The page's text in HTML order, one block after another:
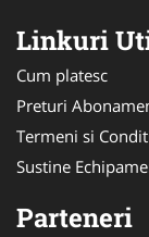
Linkuri
Cum platesc
Preturi
Termeni si
Sustine
Parteneri